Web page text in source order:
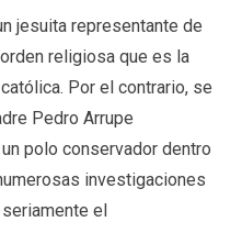
jesuita representante de
religiosa que es la
Por el contrario, se
Pedro Arrupe
polo conservador dentro
investigaciones
el